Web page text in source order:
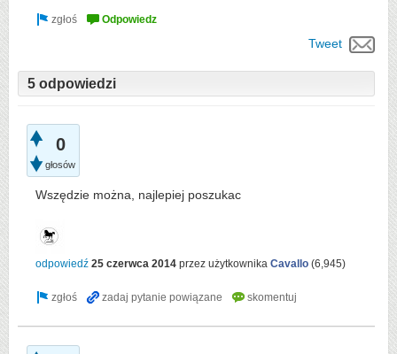
Tweet
5 odpowiedzi
0
głosów
Wszędzie można, najlepiej poszukac
odpowiedź 25 czerwca 2014 przez użytkownika Cavallo (6,945)